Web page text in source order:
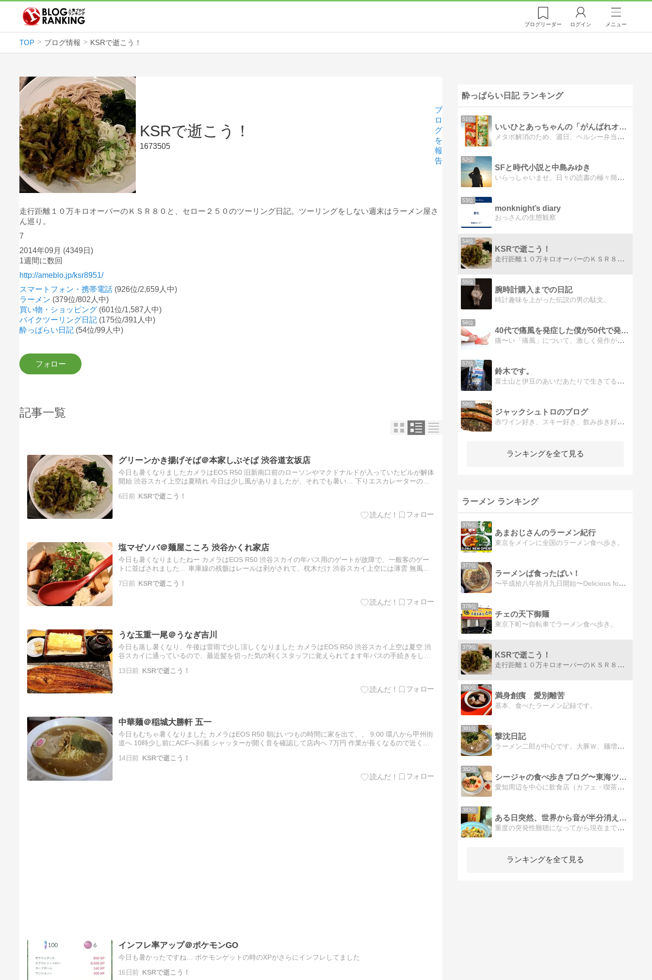
ブログリーダー ログイン メニュー
TOP ブログ情報 KSRで逝こう！
KSRで逝こう！
1673505
ブ
ロ
グ
を
報
告
走行距離１０万キロオーバーのＫＳＲ８０と、セロー２５０のツーリング日記。ツーリングをしない週末はラーメン屋さ
ん巡り。
7
2014年09月 (4349日)
1週間に数回
http://ameblo.jp/ksr8951/
スマートフォン・携帯電話 (926位/2,659人中)
ラーメン (379位/802人中)
買い物・ショッピング (601位/1,587人中)
バイクツーリング日記 (175位/391人中)
酔っぱらい日記 (54位/99人中)
記事一覧
グリーンかき揚げそば＠本家しぶそば 渋谷道玄坂店
今日も暑くなりましたカメラはEOS R50 旧新南口前のローソンやマクドナルドが入っていたビルが解体
開始 渋谷スカイ上空は夏晴れ 今日は少し風がありましたが、それでも暑い… 下りエスカレーターの手
6日前 KSRで逝こう！
塩マゼソバ＠麺屋こころ 渋谷かくれ家店
今日も暑くなりましたねー カメラはEOS R50 渋谷スカイの年パス用のゲートが故障で、一般客のゲー
トに並ばされました… 車庫線の残骸はレールは剥がされて、枕木だけ 渋谷スカイ上空には薄雲 無風で
7日前 KSRで逝こう！
うな玉重一尾＠うなぎ吉川
今日も蒸し暑くなり、午後は雷雨で少し涼しくなりました カメラはEOS R50 渋谷スカイ上空は夏空 渋
谷スカイに通っているので、最近髪を切った気の利くスタッフに覚えられてます年パスの手続きをして
13日前 KSRで逝こう！
中華麺＠稲城大勝軒 五一
今日もむちゃ暑くなりました カメラはEOS R50 朝はいつもの時間に家を出て、、 9:00 環八から甲州街
道へ 10時少し前にACFへ到着 シャッターが開く音を確認して店内へ 7万円 作業が長くなるので近くの
14日前 KSRで逝こう！
インフレ率アップ＠ポケモンGO
今日も暑かったですね… ポケモンゲットの時のXPがさらにインフレしてました
16日前 KSRで逝こう！
酔っぱらい日記 ランキング
51位
いいひとあっちゃんの「がんばれオヤジ：お弁当日記」
メタボ解消のため、週日、ヘルシー弁当を持参するようになって十年の飲兵衛リーマンおやじ。弁当日記とはいいつつ、時事ネタや日々の徒然感想も綴っていたりします。
52位
SFと時代小説と中島みゆき
いらっしゃいませ。日々の読書の極々簡単な感想などを書き留めていきます。回想や妄想も入っていくと思います。
53位
monknight’s diary
おっさんの生態観察
54位
KSRで逝こう！
走行距離１０万キロオーバーのＫＳＲ８０と、セロー２５０のツーリング日記。ツーリングをしない週末はラーメン屋さん巡り。
55位
腕時計購入までの日記
時計趣味を上がった伝説の男の駄文。
56位
40代で痛風を発症した僕が50代で発症しないように
痛〜い「痛風」について、激しく発作が起こった僕が次に発作を起こさないように対策していきます。
57位
鈴木です。
富士山と伊豆のあいだあたりで生きてるとある鈴木の記録です。
58位
ジャックシュトロのブログ
赤ワイン好き、スキー好き、飲み歩き好きのジャックシュトロです。基本日記ですが、いろいろなカテゴリでブログ掲載します。(^^)
ランキングを全て見る
ラーメン ランキング
376位
あまおじさんのラーメン紀行
東京をメインに全国のラーメン食べ歩き。
377位
ラーメンば食ったばい！
〜平成拾八年拾月九日開始〜Delicious food of Japan. Japanese ramen.
378位
チェの天下御麺
東京下町〜自転車でラーメン食べ歩き。
379位
KSRで逝こう！
走行距離１０万キロオーバーのＫＳＲ８０と、セロー２５０のツーリング日記。ツーリングをしない週末はラーメン屋さん巡り。
380位
満身創痍 愛別離苦
基本、食べたラーメン記録です。
381位
撃沈日記
ラーメン二郎が中心です。大豚Ｗ、麺増し。他の店も行くけど大抵は大盛り系。旧ｹﾞｷﾁｿｸﾝﾆｯｷ
382位
シージャの食べ歩きブログ〜東海ツゥレポ
愛知周辺を中心に飲食店（カフェ・喫茶店など）を巡り歩くブログです。 インターネットの情報やグルメ本ではなかなか紹介されない店も訪問します。
383位
ある日突然、世界から音が半分消えた 〜突発性難聴治療記〜
重度の突発性難聴になってから現在までの治療記。受けた治療体験記の他に、ラーメンや焼肉などのグルメ記事、猫記事などの雑記も書いています。
ランキングを全て見る